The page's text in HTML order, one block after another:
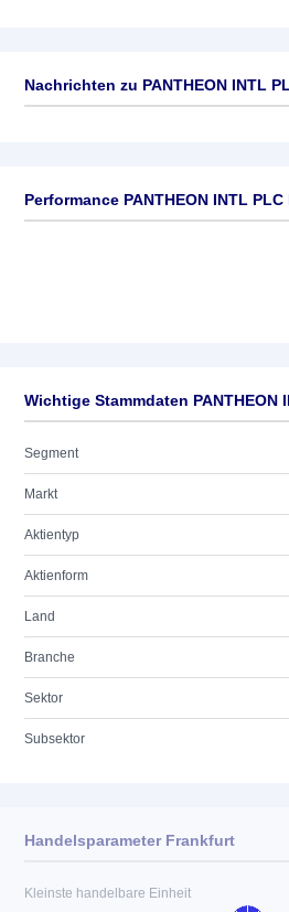
Nachrichten zu PANTHEON INTL
Performance PANTHEON INTL PLC
Wichtige Stammdaten PANTHEON
Segment
Markt
Aktientyp
Aktienform
Land
Branche
Sektor
Subsektor
Handelsparameter Frankfurt
Kleinste handelbare Einheit